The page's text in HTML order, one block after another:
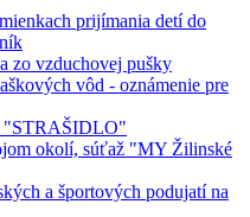
prijímania detí do
zo vzduchovej pušky
vôd - oznámenie pre
"STRAŠIDLO"
okolí, súťaž "MY Žilinské
a športových podujatí na